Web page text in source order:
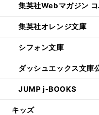
集英社Webマガジン コ
集英社オレンジ文庫
シフォン文庫
ダッシュエックス文庫
JUMP j-BOOKS
キッズ